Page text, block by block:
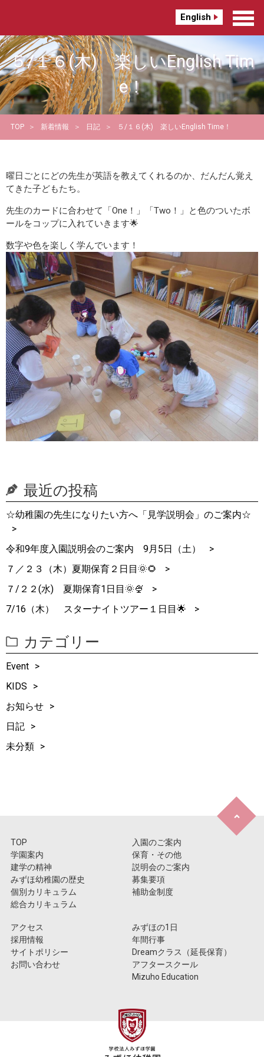
English
５/１６(木) 楽しいEnglish Tim
e！
TOP 新着情報 日記 ５/１６(木) 楽しいEnglish Time！
曜日ごとにどの先生が英語を教えてくれるのか、だんだん覚え
てきた子どもたち。
先生のカードに合わせて「One！」「Two！」と色のついたボ
ールをコップに入れていきます🌟
数字や色を楽しく学んでいます！
最近の投稿
☆幼稚園の先生になりたい方へ「見学説明会」のご案内☆
令和9年度入園説明会のご案内 9月5日（土）
７／２３（木）夏期保育２日目🌞🌻
７/２２(水) 夏期保育1日目🌞🍨
7/16（木） スターナイトツアー１日目🌟
カテゴリー
Event
KIDS
お知らせ
日記
未分類
TOP
学園案内
建学の精神
みずほ幼稚園の歴史
個別カリキュラム
総合カリキュラム
入園のご案内
保育・その他
説明会のご案内
募集要項
補助金制度
アクセス
採用情報
サイトポリシー
お問い合わせ
みずほの1日
年間行事
Dreamクラス（延長保育）
アフタースクール
Mizuho Education